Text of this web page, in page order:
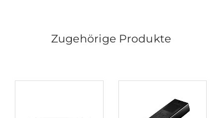
Zugehörige Produkte